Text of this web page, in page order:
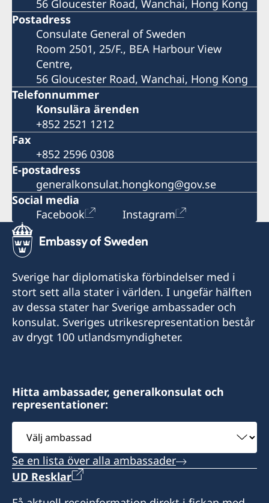
56 Gloucester Road, Wanchai, Hong Kong
Postadress
Consulate General of Sweden
Room 2501, 25/F., BEA Harbour View
Centre,
56 Gloucester Road, Wanchai, Hong Kong
Telefonnummer
Konsulära ärenden
+852 2521 1212
Fax
+852 2596 0308
E-postadress
generalkonsulat.hongkong@gov.se
Social media
Facebook
Instagram
Sverige har diplomatiska förbindelser med i
stort sett alla stater i världen. I ungefär hälften
av dessa stater har Sverige ambassader och
konsulat. Sveriges utrikesrepresentation består
av drygt 100 utlandsmyndigheter.
Hitta ambassader, generalkonsulat och
representationer:
Välj
ambassad
Se en lista över alla ambassader
UD Resklar